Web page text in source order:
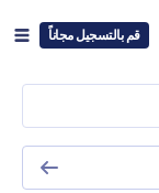
قم بالتسجيل مجاناً